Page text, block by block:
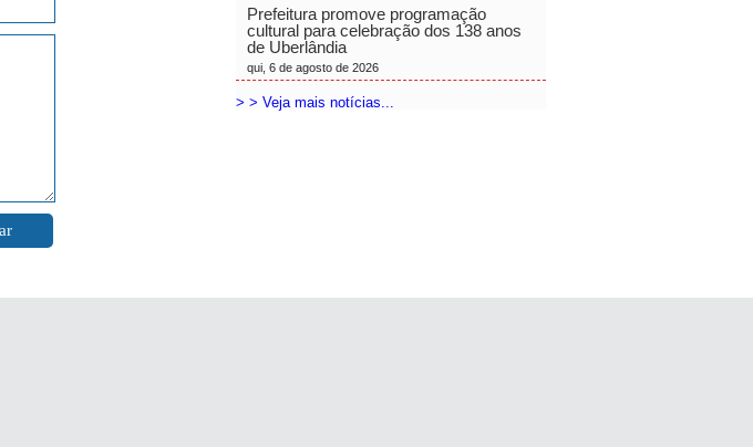
Prefeitura promove programação
cultural para celebração dos 138 anos
de Uberlândia
qui, 6 de agosto de 2026
> > Veja mais notícias...